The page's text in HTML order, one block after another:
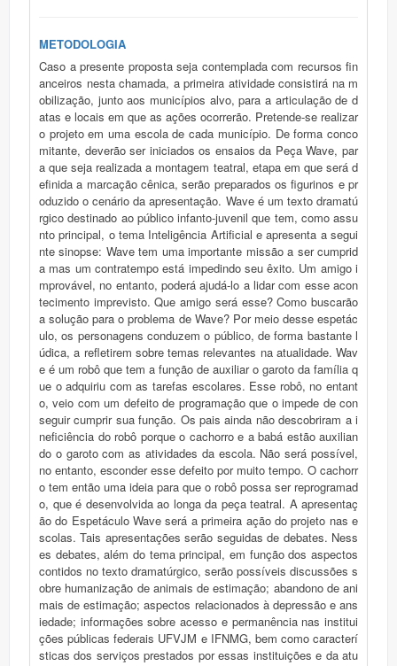
METODOLOGIA
Caso a presente proposta seja contemplada com recursos fin
anceiros nesta chamada, a primeira atividade consistirá na m
obilização, junto aos municípios alvo, para a articulação de d
atas e locais em que as ações ocorrerão. Pretende-se realizar
o projeto em uma escola de cada município. De forma conco
mitante, deverão ser iniciados os ensaios da Peça Wave, par
a que seja realizada a montagem teatral, etapa em que será d
efinida a marcação cênica, serão preparados os figurinos e pr
oduzido o cenário da apresentação. Wave é um texto dramatú
rgico destinado ao público infanto-juvenil que tem, como assu
nto principal, o tema Inteligência Artificial e apresenta a segui
nte sinopse: Wave tem uma importante missão a ser cumprid
a mas um contratempo está impedindo seu êxito. Um amigo i
mprovável, no entanto, poderá ajudá-lo a lidar com esse acon
tecimento imprevisto. Que amigo será esse? Como buscarão
a solução para o problema de Wave? Por meio desse espetác
ulo, os personagens conduzem o público, de forma bastante l
údica, a refletirem sobre temas relevantes na atualidade. Wav
e é um robô que tem a função de auxiliar o garoto da família q
ue o adquiriu com as tarefas escolares. Esse robô, no entant
o, veio com um defeito de programação que o impede de con
seguir cumprir sua função. Os pais ainda não descobriram a i
neficiência do robô porque o cachorro e a babá estão auxilian
do o garoto com as atividades da escola. Não será possível,
no entanto, esconder esse defeito por muito tempo. O cachorr
o tem então uma ideia para que o robô possa ser reprogramad
o, que é desenvolvida ao longa da peça teatral. A apresentaç
ão do Espetáculo Wave será a primeira ação do projeto nas e
scolas. Tais apresentações serão seguidas de debates. Ness
es debates, além do tema principal, em função dos aspectos
contidos no texto dramatúrgico, serão possíveis discussões s
obre humanização de animais de estimação; abandono de ani
mais de estimação; aspectos relacionados à depressão e ans
iedade; informações sobre acesso e permanência nas institui
ções públicas federais UFVJM e IFNMG, bem como caracterí
sticas dos serviços prestados por essas instituições e da atu